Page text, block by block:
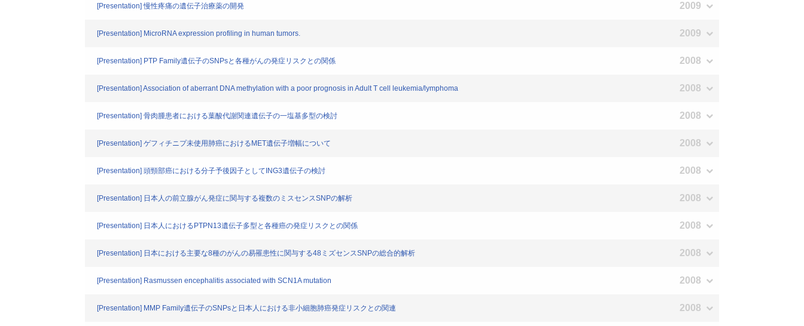
[Presentation] 慢性疼痛の遺伝子治療薬の開発 2009
[Presentation] MicroRNA expression profiling in human tumors. 2009
[Presentation] PTP Family遺伝子のSNPsと各種がんの発症リスクとの関係 2008
[Presentation] Association of aberrant DNA methylation with a poor prognosis in Adult T cell leukemia/lymphoma 2008
[Presentation] 骨肉腫患者における葉酸代謝関連遺伝子の一塩基多型の検討 2008
[Presentation] ゲフィチニプ未使用肺癌におけるMET遺伝子増幅について 2008
[Presentation] 頭頸部癌における分子予後因子としてING3遺伝子の検討 2008
[Presentation] 日本人の前立腺がん発症に関与する複数のミスセンスSNPの解析 2008
[Presentation] 日本人におけるPTPN13遺伝子多型と各種癌の発症リスクとの関係 2008
[Presentation] 日本における主要な8種のがんの易罹患性に関与する48ミズセンスSNPの総合的解析 2008
[Presentation] Rasmussen encephalitis associated with SCN1A mutation 2008
[Presentation] MMP Family遺伝子のSNPsと日本人における非小細胞肺癌発症リスクとの関連 2008